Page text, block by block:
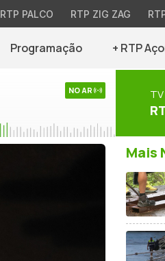
RTP PALCO RTP ZIG ZAG
Programação + RTP
NO AR TV
Mais